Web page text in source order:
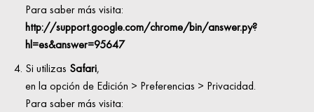
Para saber más visita:
http://support.google.com/chrome/bin/answer.py?
hl=es&answer=95647
Si utilizas Safari,
en la opción de Edición > Preferencias > Privacidad.
Para saber más visita: